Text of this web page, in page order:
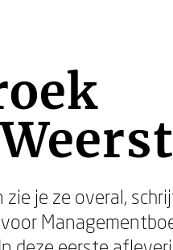
je ze overal,